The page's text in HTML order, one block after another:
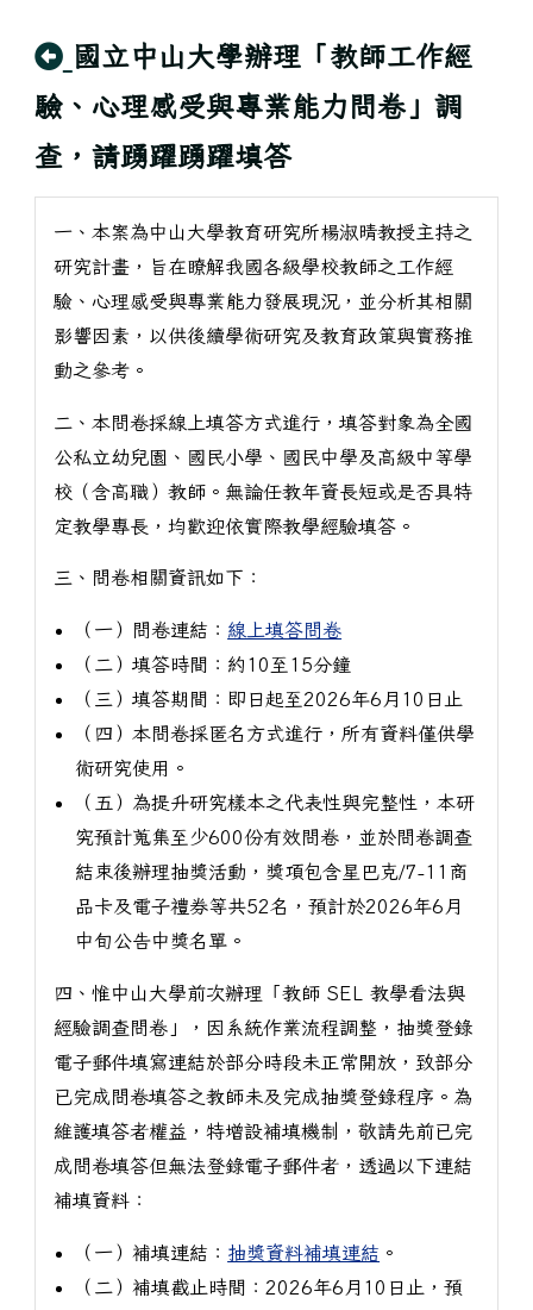
回上頁
國立中山大學辦理「教師工作經
驗、心理感受與專業能力問卷」調
查，請踴躍踴躍填答
一、本案為中山大學教育研究所楊淑晴教授主持之
研究計畫，旨在瞭解我國各級學校教師之工作經
驗、心理感受與專業能力發展現況，並分析其相關
影響因素，以供後續學術研究及教育政策與實務推
動之參考。
二、本問卷採線上填答方式進行，填答對象為全國
公私立幼兒園、國民小學、國民中學及高級中等學
校（含高職）教師。無論任教年資長短或是否具特
定教學專長，均歡迎依實際教學經驗填答。
三、問卷相關資訊如下：
（一）問卷連結： 線上填答問卷
（二）填答時間：約10至15分鐘
（三）填答期間：即日起至2026年6月10日止
（四）本問卷採匿名方式進行，所有資料僅供學
術研究使用。
（五）為提升研究樣本之代表性與完整性，本研
究預計蒐集至少600份有效問卷，並於問卷調查
結束後辦理抽獎活動，獎項包含星巴克/7-11商
品卡及電子禮券等共52名，預計於2026年6月
中旬公告中獎名單。
四、惟中山大學前次辦理「教師 SEL 教學看法與
經驗調查問卷」，因系統作業流程調整，抽獎登錄
電子郵件填寫連結於部分時段未正常開放，致部分
已完成問卷填答之教師未及完成抽獎登錄程序。為
維護填答者權益，特增設補填機制，敬請先前已完
成問卷填答但無法登錄電子郵件者，透過以下連結
補填資料：
（一）補填連結： 抽獎資料補填連結 。
（二）補填截止時間：2026年6月10日止，預